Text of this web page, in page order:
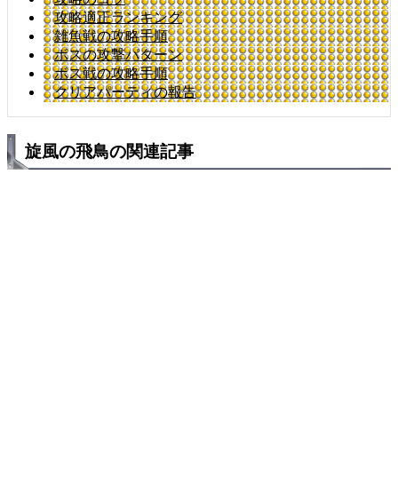
攻略適正ランキング
雑魚戦の攻略手順
ボスの攻撃パターン
ボス戦の攻略手順
クリアパーティの報告
旋風の飛鳥の関連記事